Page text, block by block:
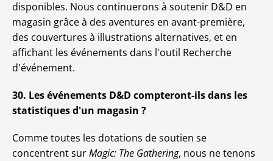
disponibles. Nous continuerons à soutenir D&D en
magasin grâce à des aventures en avant-première,
des couvertures à illustrations alternatives, et en
affichant les événements dans l'outil Recherche
d'événement.
30. Les événements D&D compteront-ils dans les
statistiques d'un magasin ?
Comme toutes les dotations de soutien se
concentrent surMagic: The Gathering, nous ne tenons